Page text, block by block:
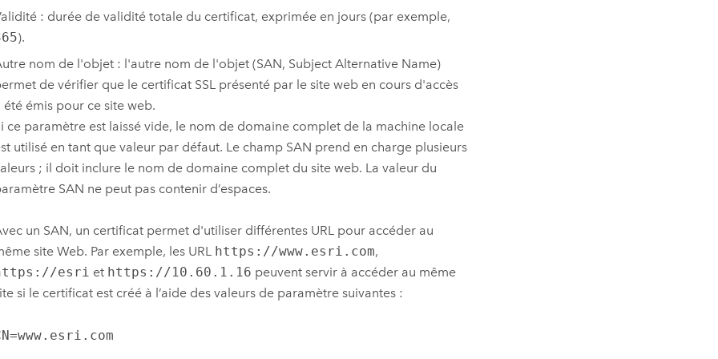
: durée de validité totale du certificat, exprimée en jours (par exemple,
).
nom de l'objet : l'autre nom de l'objet (SAN, Subject Alternative Name)
de vérifier que le certificat SSL présenté par le site web en cours d'accès
été émis pour ce site web.
ce paramètre est laissé vide, le nom de domaine complet de la machine locale
utilisé en tant que valeur par défaut. Le champ SAN prend en charge plusieurs
; il doit inclure le nom de domaine complet du site web. La valeur du
SAN ne peut pas contenir d’espaces.
un SAN, un certificat permet d'utiliser différentes URL pour accéder au
site Web. Par exemple, les URL https://www.esri.com,
esri et https://10.60.1.16 peuvent servir à accéder au même
si le certificat est créé à l’aide des valeurs de paramètre suivantes :